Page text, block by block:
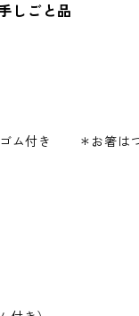
しごと品
ゴム付き ＊お箸は